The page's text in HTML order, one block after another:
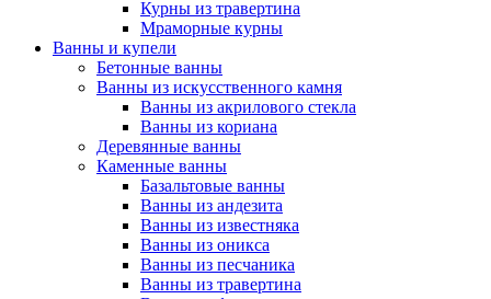
Курны из травертина
Мраморные курны
Ванны и купели
Бетонные ванны
Ванны из искусственного камня
Ванны из акрилового стекла
Ванны из кориана
Деревянные ванны
Каменные ванны
Базальтовые ванны
Ванны из андезита
Ванны из известняка
Ванны из оникса
Ванны из песчаника
Ванны из травертина